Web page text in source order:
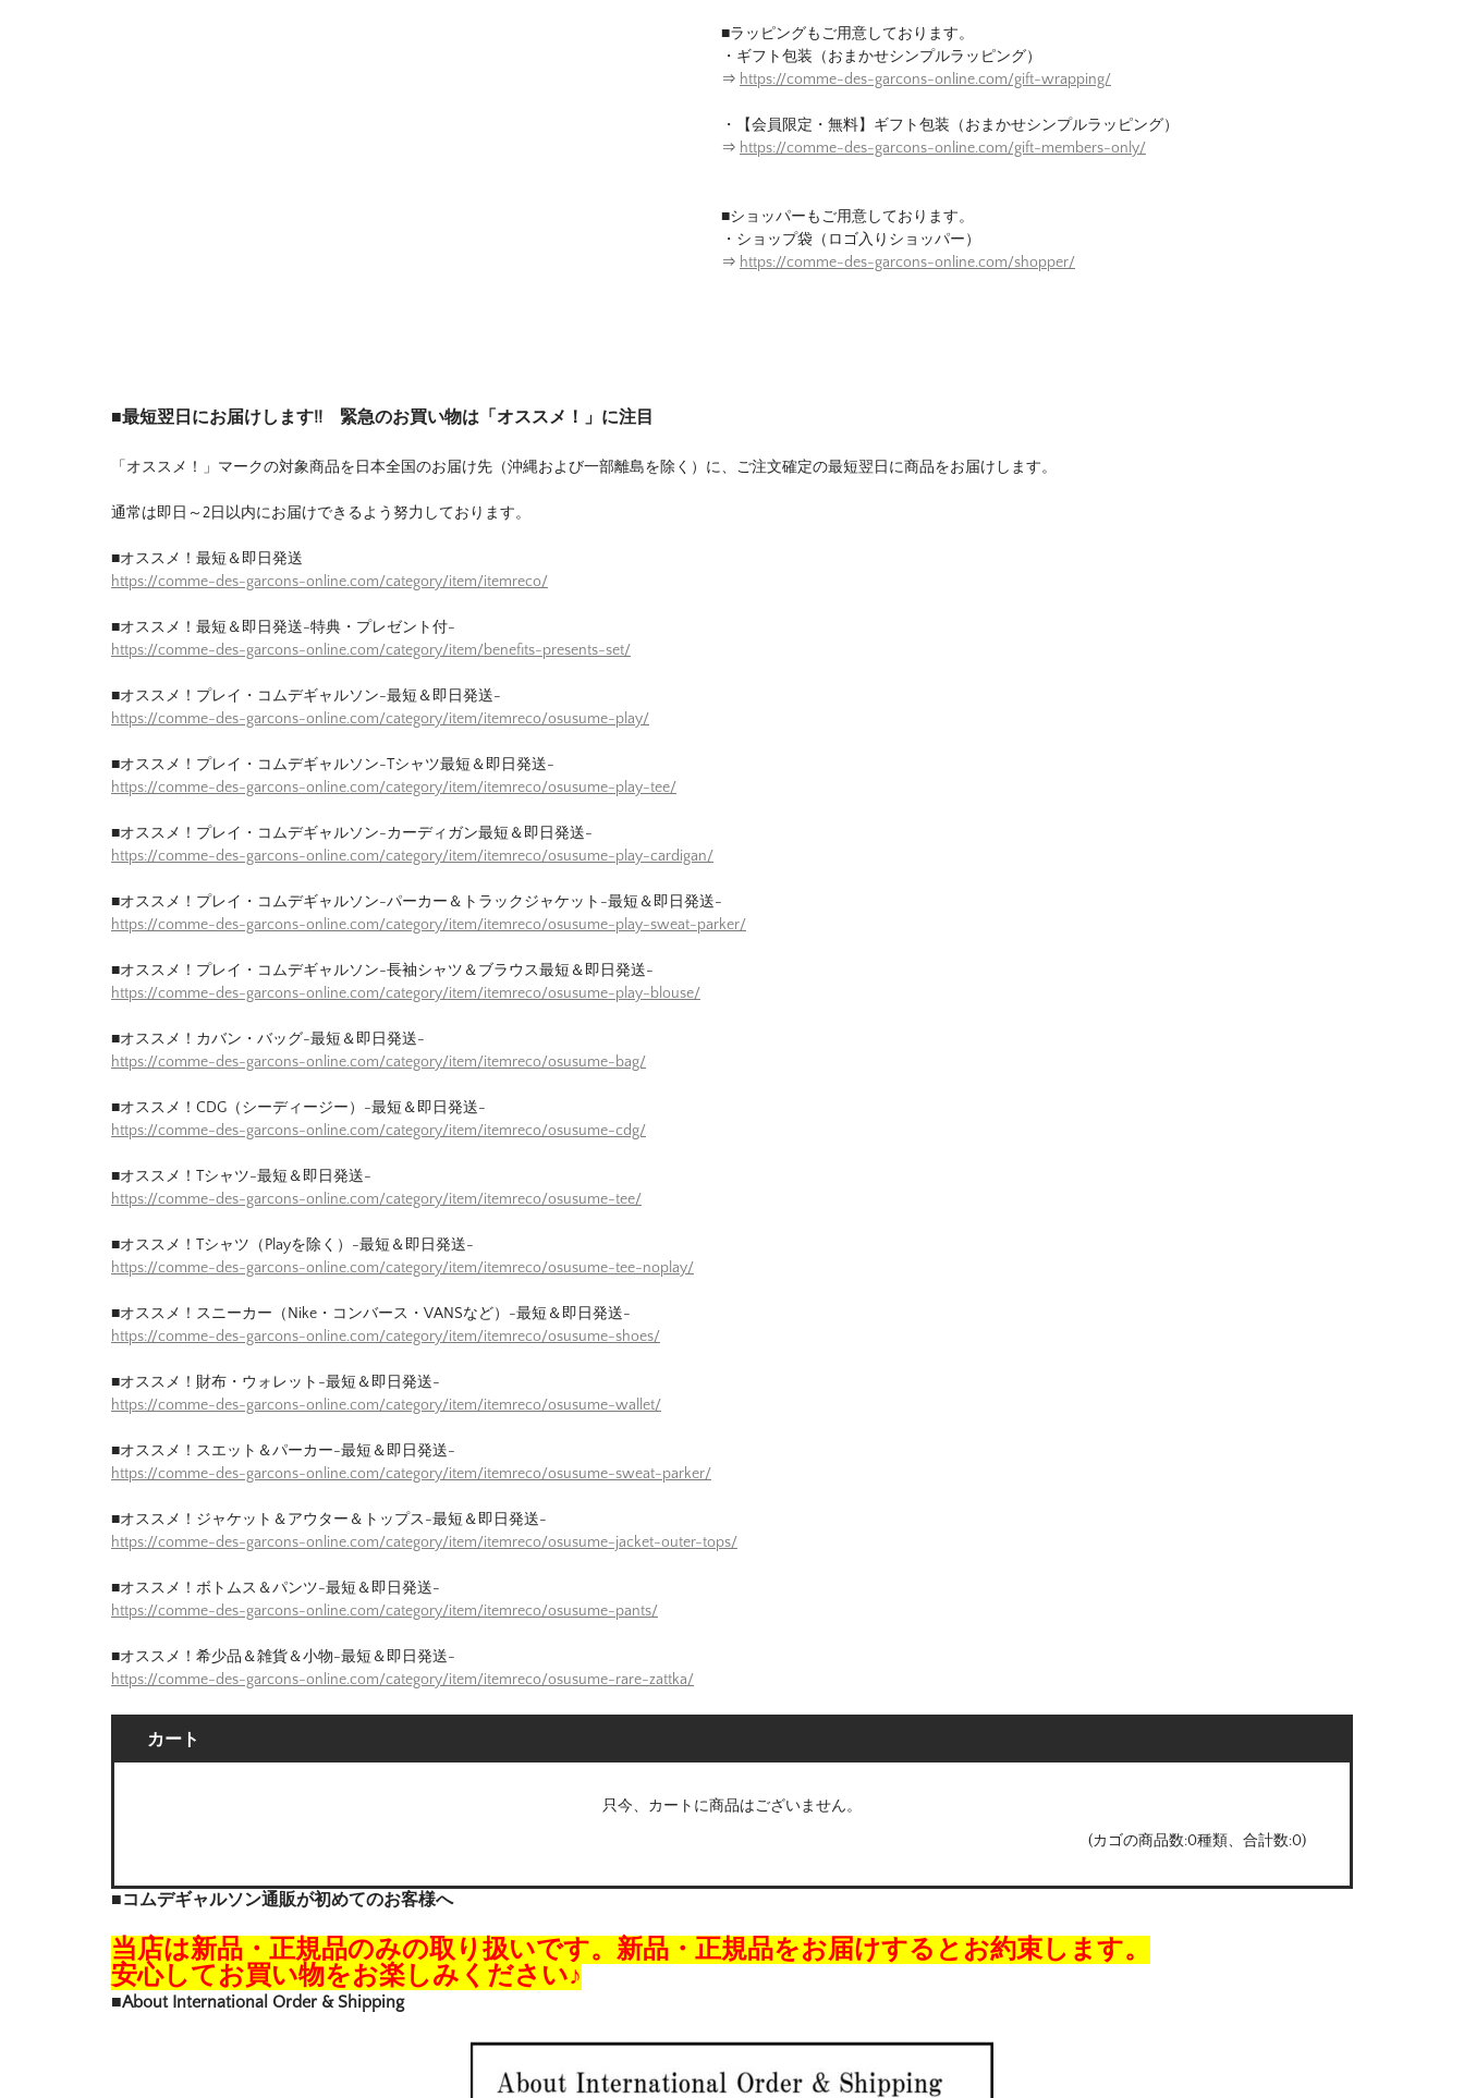
■ラッピングもご用意しております。
・ギフト包装（おまかせシンプルラッピング）
⇒ https://comme-des-garcons-online.com/gift-wrapping/
・【会員限定・無料】ギフト包装（おまかせシンプルラッピング）
⇒ https://comme-des-garcons-online.com/gift-members-only/
■ショッパーもご用意しております。
・ショップ袋（ロゴ入りショッパー）
⇒ https://comme-des-garcons-online.com/shopper/
■最短翌日にお届けします!! 緊急のお買い物は「オススメ！」に注目
「オススメ！」マークの対象商品を日本全国のお届け先（沖縄および一部離島を除く）に、ご注文確定の最短翌日に商品をお届けします。
通常は即日～2日以内にお届けできるよう努力しております。
■オススメ！最短＆即日発送
https://comme-des-garcons-online.com/category/item/itemreco/
■オススメ！最短＆即日発送-特典・プレゼント付-
https://comme-des-garcons-online.com/category/item/benefits-presents-set/
■オススメ！プレイ・コムデギャルソン-最短＆即日発送-
https://comme-des-garcons-online.com/category/item/itemreco/osusume-play/
■オススメ！プレイ・コムデギャルソン-Tシャツ最短＆即日発送-
https://comme-des-garcons-online.com/category/item/itemreco/osusume-play-tee/
■オススメ！プレイ・コムデギャルソン-カーディガン最短＆即日発送-
https://comme-des-garcons-online.com/category/item/itemreco/osusume-play-cardigan/
■オススメ！プレイ・コムデギャルソン-パーカー＆トラックジャケット-最短＆即日発送-
https://comme-des-garcons-online.com/category/item/itemreco/osusume-play-sweat-parker/
■オススメ！プレイ・コムデギャルソン-長袖シャツ＆ブラウス最短＆即日発送-
https://comme-des-garcons-online.com/category/item/itemreco/osusume-play-blouse/
■オススメ！カバン・バッグ-最短＆即日発送-
https://comme-des-garcons-online.com/category/item/itemreco/osusume-bag/
■オススメ！CDG（シーディージー）-最短＆即日発送-
https://comme-des-garcons-online.com/category/item/itemreco/osusume-cdg/
■オススメ！Tシャツ-最短＆即日発送-
https://comme-des-garcons-online.com/category/item/itemreco/osusume-tee/
■オススメ！Tシャツ（Playを除く）-最短＆即日発送-
https://comme-des-garcons-online.com/category/item/itemreco/osusume-tee-noplay/
■オススメ！スニーカー（Nike・コンバース・VANSなど）-最短＆即日発送-
https://comme-des-garcons-online.com/category/item/itemreco/osusume-shoes/
■オススメ！財布・ウォレット-最短＆即日発送-
https://comme-des-garcons-online.com/category/item/itemreco/osusume-wallet/
■オススメ！スエット＆パーカー-最短＆即日発送-
https://comme-des-garcons-online.com/category/item/itemreco/osusume-sweat-parker/
■オススメ！ジャケット＆アウター＆トップス-最短＆即日発送-
https://comme-des-garcons-online.com/category/item/itemreco/osusume-jacket-outer-tops/
■オススメ！ボトムス＆パンツ-最短＆即日発送-
https://comme-des-garcons-online.com/category/item/itemreco/osusume-pants/
■オススメ！希少品＆雑貨＆小物-最短＆即日発送-
https://comme-des-garcons-online.com/category/item/itemreco/osusume-rare-zattka/
カート
只今、カートに商品はございません。
(カゴの商品数:0種類、合計数:0)
■コムデギャルソン通販が初めてのお客様へ
当店は新品・正規品のみの取り扱いです。新品・正規品をお届けするとお約束します。
安心してお買い物をお楽しみください♪
■About International Order & Shipping